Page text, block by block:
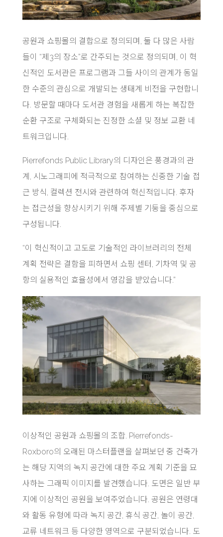
공원과 쇼핑몰의 결합으로 정의되며, 둘 다 많은 사람
들이 “제3의 장소”로 간주되는 것으로 정의되며, 이 혁
신적인 도서관은 프로그램과 그들 사이의 관계가 동일
한 수준의 관심으로 개발되는 생태계 비전을 구현합니
다. 방문할 때마다 도서관 경험을 새롭게 하는 복잡한
순환 구조로 구체화되는 진정한 소셜 및 정보 교환 네
트워크입니다.
Pierrefonds Public Library의 디자인은 풍경과의 관
계, 시노그래피에 적극적으로 참여하는 신중한 기술 접
근 ​​방식, 컬렉션 전시와 관련하여 혁신적입니다. 후자
는 접근성을 향상시키기 위해 주제별 기둥을 중심으로
구성됩니다.
“이 혁신적이고 고도로 기술적인 라이브러리의 전체
계획 전략은 결함을 피하면서 쇼핑 센터, 기차역 및 공
항의 실용적인 효율성에서 영감을 받았습니다.”
이상적인 공원과 쇼핑몰의 조합. Pierrefonds-
Roxboro의 오래된 마스터플랜을 살펴보던 중 건축가
는 해당 지역의 녹지 공간에 대한 주요 계획 기준을 묘
사하는 그래픽 이미지를 발견했습니다. 도면은 일반 부
지에 이상적인 공원을 보여주었습니다. 공원은 연령대
와 활동 유형에 따라 녹지 공간, 휴식 공간, 놀이 공간,
교류 네트워크 등 다양한 영역으로 구분되었습니다. 도